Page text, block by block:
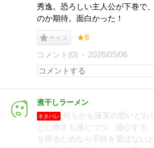
秀逸。恐ろしい主人公が下巻で
のか期待。面白かった！
ナイス ★8
コメント(0) 2026/05/06
煮干しラーメン
ネタバレ
何もかも蓮実の思いどお
とに怖さも感じつつ、感心する
を得るためなら手段を選ばない